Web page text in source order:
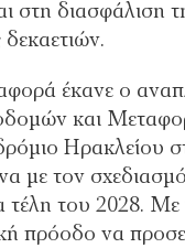
στη διασφάλιση
έκανε ο
και
Ηρακλείου
με τον
τέλη του 2028. Με
πρόοδο να